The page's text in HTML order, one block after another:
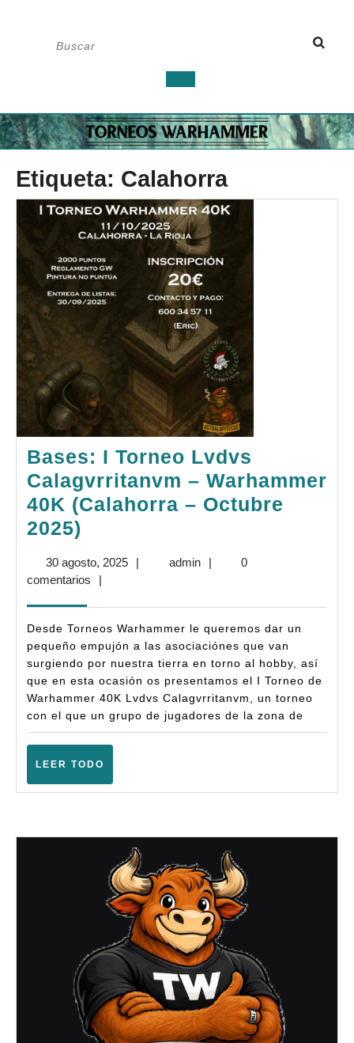
de
apertura
Etiqueta: Calahorra
Bases: I Torneo Lvdvs
Calagvrritanvm – Warhammer
40K (Calahorra – Octubre
2025)
Torneo
Calagvrritanvm
–
Warhammer
40K
(Calahorra
–
Octubre
2025)
30 agosto, 202530| adminadmin
|
0
comentarios
|
Desde Torneos Warhammer le queremos dar un
pequeño empujón a las asociaciónes que van
surgiendo por nuestra tierra en torno al hobby, así
que en esta ocasión os presentamos el I Torneo de
Warhammer 40K Lvdvs Calagvrritanvm, un torneo
con el que un grupo de jugadores de la zona de
LEER TODO